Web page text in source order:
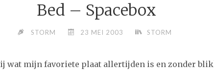
Bed – Spacebox
STORM 23 MEI 2003 STORM
wat mijn favoriete plaat allertijden is en zonder